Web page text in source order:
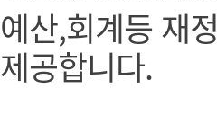
예산,회계등 재
제공합니다.